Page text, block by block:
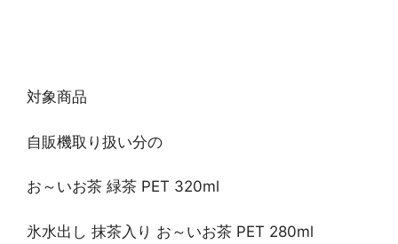
対象商品
自販機取り扱い分の
お～いお茶 緑茶 PET 320ml
氷水出し 抹茶入り お～いお茶 PET 280ml